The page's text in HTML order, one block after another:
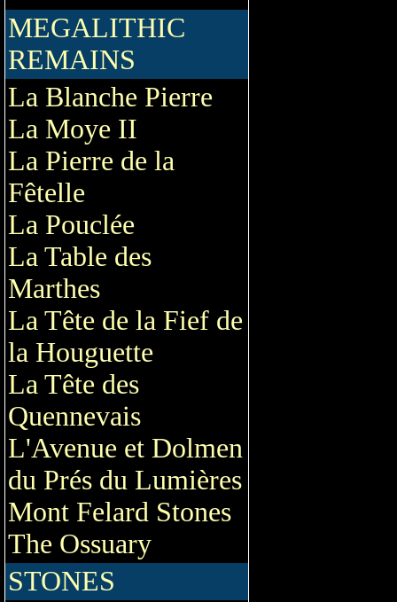
MEGALITHIC
REMAINS
La Blanche Pierre
La Moye II
La Pierre de la
Fêtelle
La Pouclée
La Table des
Marthes
La Tête de la Fief de
la Houguette
La Tête des
Quennevais
L'Avenue et Dolmen
du Prés du Lumières
Mont Felard Stones
The Ossuary
STONES